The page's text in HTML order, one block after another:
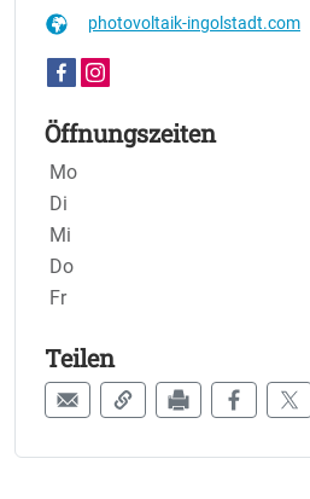
photovoltaik-ingolstadt.com
Öffnungszeiten
Wochentage / Monate
Öffnungszeiten / Hinweise
Mo
Di
Mi
Do
Fr
Teilen